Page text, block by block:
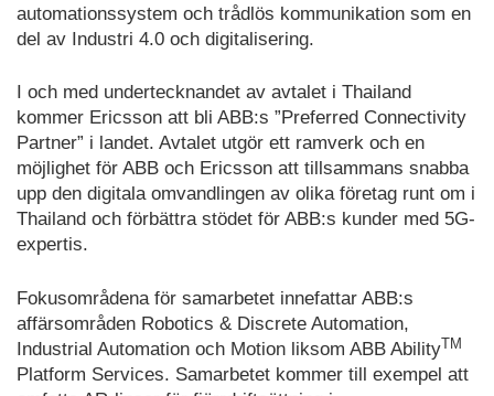
automationssystem och trådlös kommunikation som en
del av Industri 4.0 och digitalisering.
I och med undertecknandet av avtalet i Thailand
kommer Ericsson att bli ABB:s ”Preferred Connectivity
Partner” i landet. Avtalet utgör ett ramverk och en
möjlighet för ABB och Ericsson att tillsammans snabba
upp den digitala omvandlingen av olika företag runt om i
Thailand och förbättra stödet för ABB:s kunder med 5G-
expertis.
Fokusområdena för samarbetet innefattar ABB:s
affärsområden Robotics & Discrete Automation,
Industrial Automation och Motion liksom ABB AbilityTM
Platform Services. Samarbetet kommer till exempel att